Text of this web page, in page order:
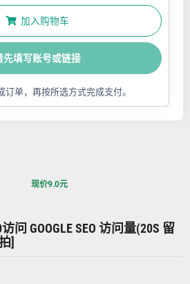
加入购物车
先填写账号或链接
订单，再按所选方式完成支付。
现价9.0元
问 GOOGLE SEO 访问量(20S 留
]